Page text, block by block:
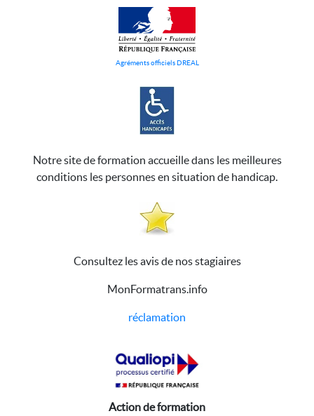
Agréments officiels DREAL
Notre site de formation accueille dans les meilleures
conditions les personnes en situation de handicap.
Consultez les avis de nos stagiaires
MonFormatrans.info
réclamation
Action de formation